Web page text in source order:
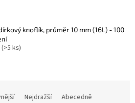
knoflík, průměr 10 mm (16L) - 100
(>5 ks)
Nejdražší Abecedně